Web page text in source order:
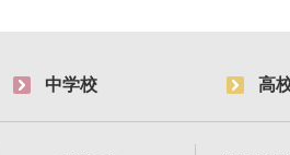
中学校 高